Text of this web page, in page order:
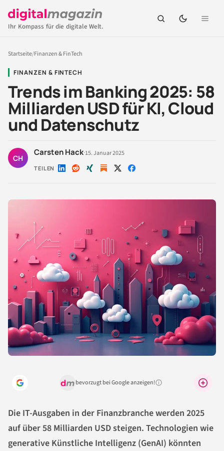
Ihr Kompass für die digitale Welt.
Startseite/Finanzen & FinTech
FINANZEN & FINTECH
Trends im Banking 2025: 58
Milliarden USD für KI, Cloud
und Datenschutz
CH
Carsten Hack·15. Januar 2025
TEILEN Auf Auf Auf Auf Auf
bevorzugt bei Google anzeigen!Warum lohnt sich das?
Die IT-Ausgaben in der Finanzbranche werden 2025
auf über 58 Milliarden USD steigen. Technologien wie
generative Künstliche Intelligenz (GenAI) könnten